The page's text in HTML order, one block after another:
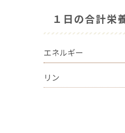
１日の合計栄
エネルギー
リン